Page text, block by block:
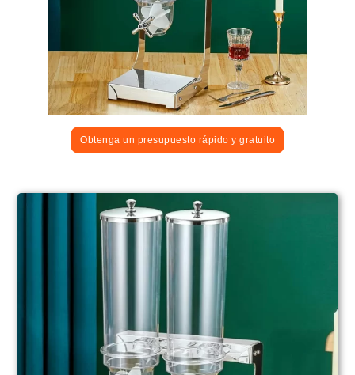
Obtenga un presupuesto rápido y gratuito